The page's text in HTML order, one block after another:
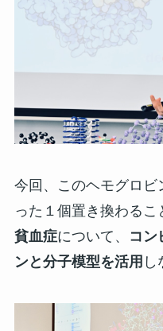
今回、このヘモグロビ
った１個置き換わるこ
貧血症について、
コン
ンと分子模型を活用 し